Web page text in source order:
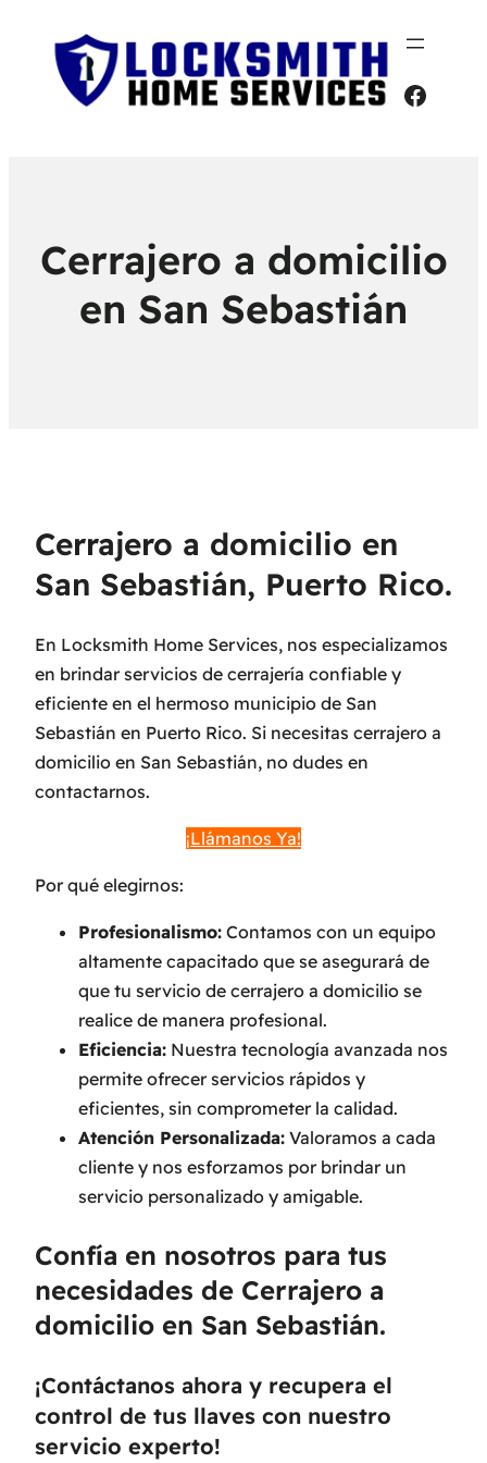
Cerrajero a domicilio
en San Sebastián
Cerrajero a domicilio en
San Sebastián, Puerto Rico.
En Locksmith Home Services, nos especializamos
en brindar servicios de cerrajería confiable y
eficiente en el hermoso municipio de San
Sebastián en Puerto Rico. Si necesitas cerrajero a
domicilio en San Sebastián, no dudes en
contactarnos.
¡Llámanos Ya!
Por qué elegirnos:
Profesionalismo: Contamos con un equipo
altamente capacitado que se asegurará de
que tu servicio de cerrajero a domicilio se
realice de manera profesional.
Eficiencia: Nuestra tecnología avanzada nos
permite ofrecer servicios rápidos y
eficientes, sin comprometer la calidad.
Atención Personalizada: Valoramos a cada
cliente y nos esforzamos por brindar un
servicio personalizado y amigable.
Confía en nosotros para tus
necesidades de Cerrajero a
domicilio en San Sebastián.
¡Contáctanos ahora y recupera el
control de tus llaves con nuestro
servicio experto!